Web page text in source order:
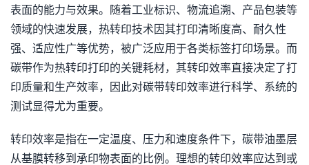
表面的能力与效果。随着工业标识、物流追溯、产品包装等
领域的快速发展，热转印技术因其打印清晰度高、耐久性
强、适应性广等优势，被广泛应用于各类标签打印场景。而
碳带作为热转印打印的关键耗材，其转印效率直接决定了打
印质量和生产效率，因此对碳带转印效率进行科学、系统的
测试显得尤为重要。
转印效率是指在一定温度、压力和速度条件下，碳带油墨层
从基膜转移到承印物表面的比例。理想的转印效率应达到或